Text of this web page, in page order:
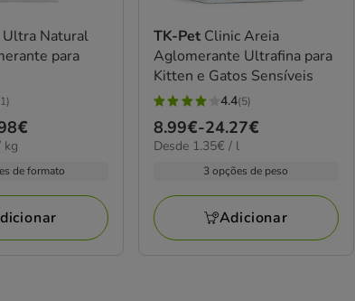
Ultra Natural
para
kg
de formato
TK-Pet Clinic Areia
Aglomerante Ultrafina para
Kitten e Gatos Sensíveis
4.4
estrelas
com
avaliações
4.4(5)
Preço
de
24.27€
8.99€-24.27€
1.35€
Desde 1.35€ / l
3 opções de peso
Adicionar